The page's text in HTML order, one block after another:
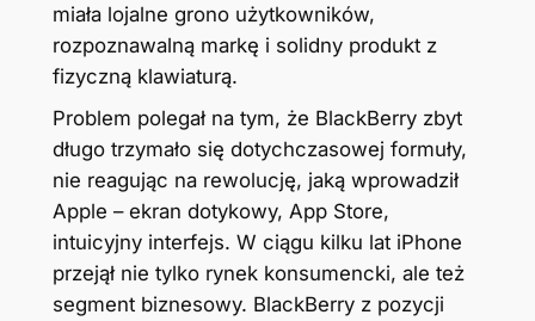
miała lojalne grono użytkowników,
rozpoznawalną markę i solidny produkt z
fizyczną klawiaturą.
Problem polegał na tym, że BlackBerry zbyt
długo trzymało się dotychczasowej formuły,
nie reagując na rewolucję, jaką wprowadził
Apple – ekran dotykowy, App Store,
intuicyjny interfejs. W ciągu kilku lat iPhone
przejął nie tylko rynek konsumencki, ale też
segment biznesowy. BlackBerry z pozycji